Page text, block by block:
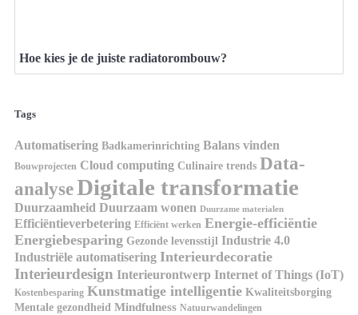
Hoe kies je de juiste radiatorombouw?
Tags
Automatisering Badkamerinrichting Balans vinden
Bouwprojecten Cloud computing Culinaire trends Data-
analyseDigitale transformatie
Duurzaamheid Duurzaam wonen Duurzame materialen
Efficiëntieverbetering Efficiënt werken Energie-efficiëntie
Energiebesparing Gezonde levensstijl Industrie 4.0
Industriële automatisering Interieurdecoratie
Interieurdesign Interieurontwerp Internet of Things (IoT)
Kostenbesparing Kunstmatige intelligentie Kwaliteitsborging
Mentale gezondheid Mindfulness Natuurwandelingen